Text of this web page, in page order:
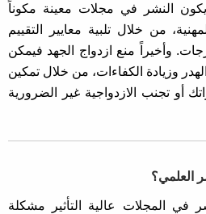
النشر في مجلات معينة مكوناً
من خلال تلبية معايير التقييم
وأخيراً منع ازدواج الجهد فيمكن
وزيادة الكفاءات، من خلال تمكين
أو تجنب الازدواجية غير الضرورية
العلمي؟
المجلات عالية التأثير مشكلة